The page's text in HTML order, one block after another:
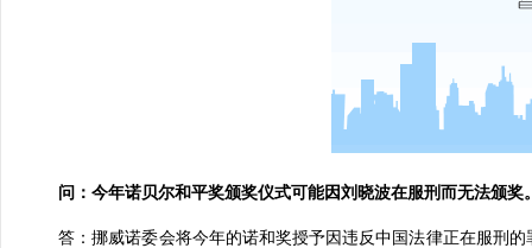
问：今年诺贝尔和平奖颁奖仪式可能因刘晓波在服刑而无法颁奖
答：挪威诺委会将今年的诺和奖授予因违反中国法律正在服刑的